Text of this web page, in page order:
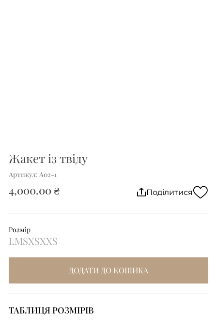
Жакет із твіду
Артикул: A02-1
4,000.00 ₴ Поділитися
Розмір
LMSXSXXS
ДОДАТИ ДО КОШИКА
ТАБЛИЦЯ РОЗМІРІВ